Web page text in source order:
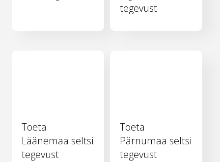
tegevust
Toeta
Läänemaa seltsi
tegevust
Toeta
Pärnumaa seltsi
tegevust